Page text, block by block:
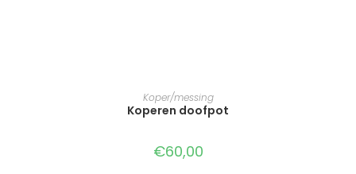
TOEVOEGEN AAN WINKELWAGEN
Koper/messing
Koperen doofpot
€60,00